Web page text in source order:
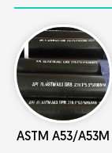
ASTM A53/A53M